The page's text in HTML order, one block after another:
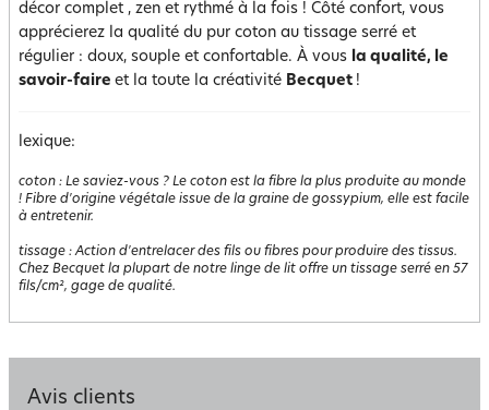
décor complet , zen et rythmé à la fois ! Côté confort, vous
apprécierez la qualité du pur coton au tissage serré et
régulier : doux, souple et confortable. À vous la qualité, le
savoir-faire et la toute la créativité Becquet !
lexique:
coton : Le saviez-vous ? Le coton est la fibre la plus produite au monde
! Fibre d'origine végétale issue de la graine de gossypium, elle est facile
à entretenir.
tissage :Action d'entrelacer des fils ou fibres pour produire des tissus.
Chez Becquet la plupart de notre linge de lit offre un tissage serré en 57
fils/cm², gage de qualité.
Avis clients